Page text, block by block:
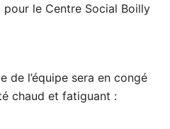
pour le Centre Social Boilly
de l’équipe sera en congé
chaud et fatiguant :